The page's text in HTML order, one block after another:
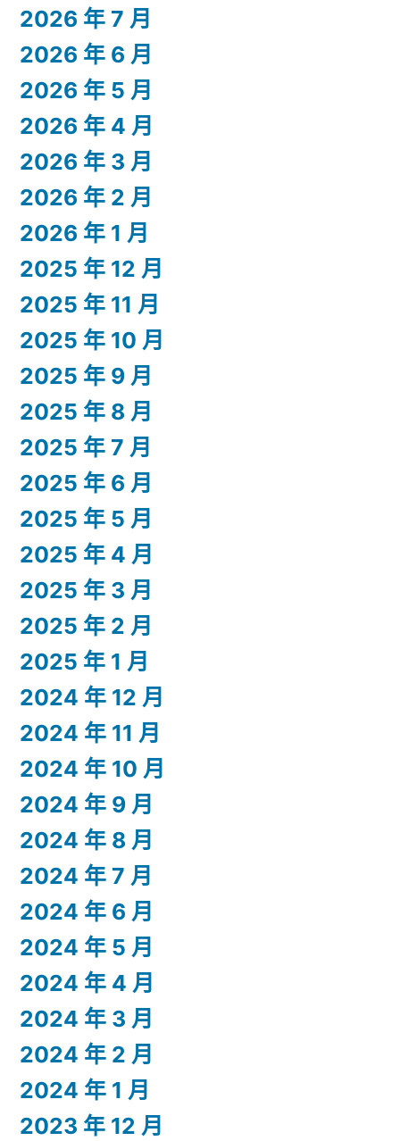
2026 年 7 月
2026 年 6 月
2026 年 5 月
2026 年 4 月
2026 年 3 月
2026 年 2 月
2026 年 1 月
2025 年 12 月
2025 年 11 月
2025 年 10 月
2025 年 9 月
2025 年 8 月
2025 年 7 月
2025 年 6 月
2025 年 5 月
2025 年 4 月
2025 年 3 月
2025 年 2 月
2025 年 1 月
2024 年 12 月
2024 年 11 月
2024 年 10 月
2024 年 9 月
2024 年 8 月
2024 年 7 月
2024 年 6 月
2024 年 5 月
2024 年 4 月
2024 年 3 月
2024 年 2 月
2024 年 1 月
2023 年 12 月